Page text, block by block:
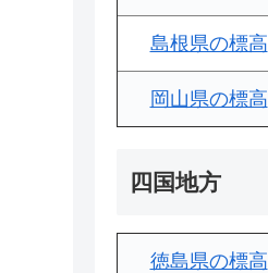
島根県の標高
岡山県の標高
四国地方
徳島県の標高